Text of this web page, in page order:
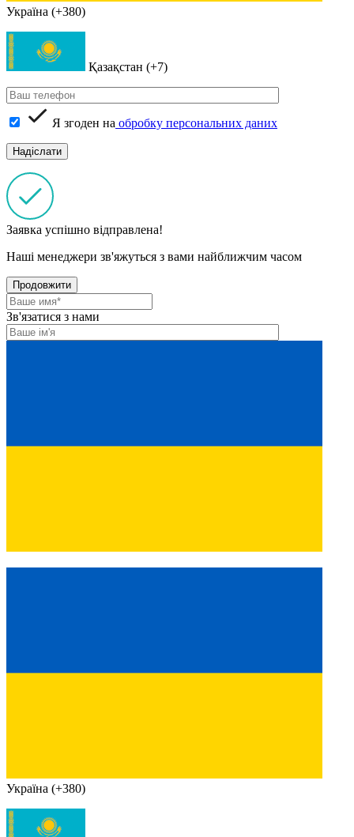
Україна (+380)
Қазақстан (+7)
Я згоден на обробку персональних даних
Заявка успішно відправлена!
Наші менеджери зв'яжуться з вами найближчим часом
Продовжити
Зв'язатися з нами
Україна (+380)